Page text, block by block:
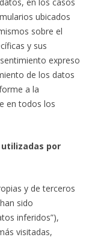
ubicados
sobre el
y sus
expreso
de los datos
a la
en todos los
por
y de terceros
sido
inferidos”),
visitadas,